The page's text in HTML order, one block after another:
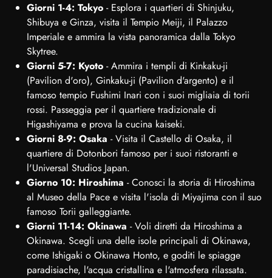
Giorni 1-4: Tokyo - Esplora i quartieri di Shinjuku,
Shibuya e Ginza, visita il Tempio Meiji, il Palazzo
Imperiale e ammira la vista panoramica dalla Tokyo
Skytree.
Giorni 5-7: Kyoto - Ammira i templi di Kinkaku-ji
(Pavilion d'oro), Ginkaku-ji (Pavilion d'argento) e il
famoso tempio Fushimi Inari con i suoi migliaia di torii
rossi. Passeggia per il quartiere tradizionale di
Higashiyama e prova la cucina kaiseki.
Giorni 8-9: Osaka - Visita il Castello di Osaka, il
quartiere di Dotonbori famoso per i suoi ristoranti e
l'Universal Studios Japan.
Giorno 10: Hiroshima - Conosci la storia di Hiroshima
al Museo della Pace e visita l'isola di Miyajima con il suo
famoso Torii galleggiante.
Giorni 11-14: Okinawa - Voli diretti da Hiroshima a
Okinawa. Scegli una delle isole principali di Okinawa,
come Ishigaki o Okinawa Honto, e goditi le spiagge
paradisiache, l'acqua cristallina e l'atmosfera rilassata.